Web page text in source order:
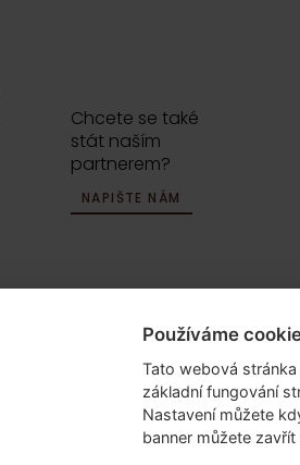
Chcete se také
stát naším
partnerem?
NAPIŠTE NÁM
Buzulucká 569/10
160 00 Praha 6
Česká republika
Používáme
Tato webová
základní fungování
Nastavení můžete
banner můžete